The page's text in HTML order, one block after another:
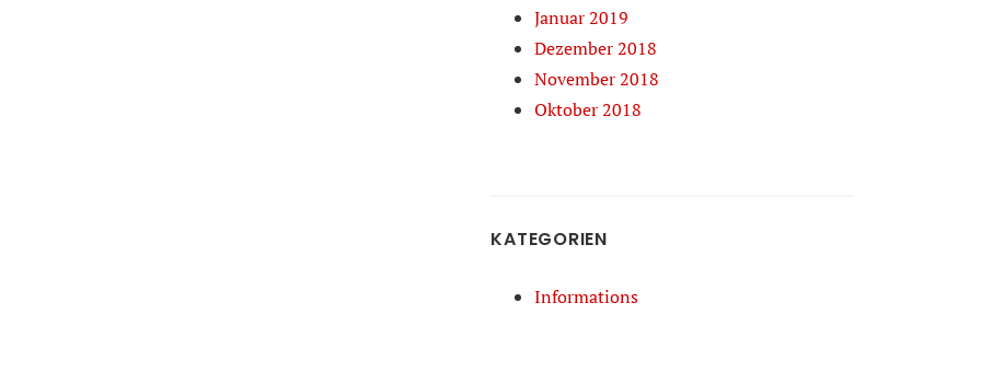
Januar 2019
Dezember 2018
November 2018
Oktober 2018
KATEGORIEN
Informations